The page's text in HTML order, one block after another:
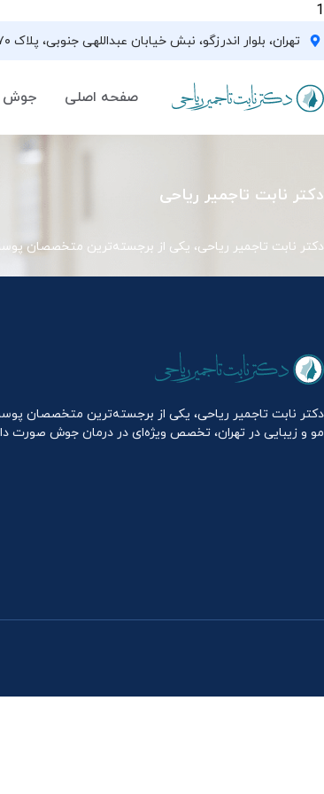
1
تهران، بلوار اندرزگو، نبش خیابان عبداللهی جنوبی، پلاک ۷۰(نیش شیرینی فروشی نیشکر)، واحد ۳۳ ، طبقه ۵
صفحه اصلی جوش
دکتر نابت تاجمیر ریاحی
دکتر نابت تاجمیر ریاحی، یکی از برجسته‌ترین متخصصان
دکتر نابت تاجمیر ریاحی، یکی از برجسته‌ترین متخصصان
مو و زیبایی در تهران، تخصص ویژه‌ای در درمان جوش صورت